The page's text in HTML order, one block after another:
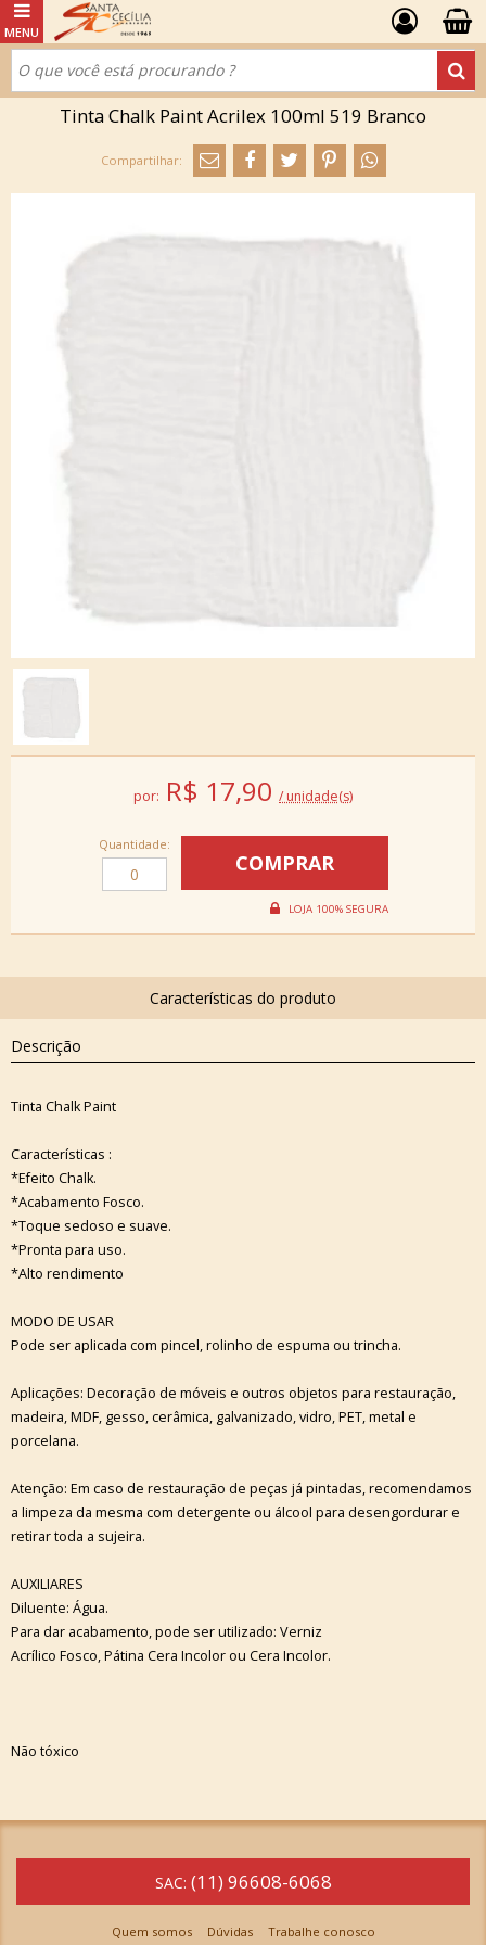
Tinta Chalk Paint Acrilex 100ml 519 Branco
por: R$ 17,90 / unidade(s)
Quantidade:
Descrição
Tinta Chalk Paint
Características :
*Efeito Chalk.
*Acabamento Fosco.
*Toque sedoso e suave.
*Pronta para uso.
*Alto rendimento
MODO DE USAR
Pode ser aplicada com pincel, rolinho de espuma ou trincha.
Aplicações: Decoração de móveis e outros objetos para restauração,
madeira, MDF, gesso, cerâmica, galvanizado, vidro, PET, metal e
porcelana.
Atenção: Em caso de restauração de peças já pintadas, recomendamos
a limpeza da mesma com detergente ou álcool para desengordurar e
retirar toda a sujeira.
AUXILIARES
Diluente: Água.
Para dar acabamento, pode ser utilizado: Verniz
Acrílico Fosco, Pátina Cera Incolor ou Cera Incolor.
Não tóxico
SAC: (11) 96608-6068
Quem somos Dúvidas Trabalhe conosco